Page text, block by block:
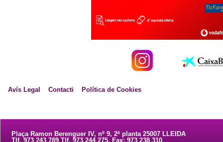
Avís Legal Contacti Política de Cookies
Plaça Ramon Berenguer IV, nº 9, 2ª planta 25007 LLEIDA
Tlf. 973 243 789 Tlf. 973 244 275. Fax: 973 238 310